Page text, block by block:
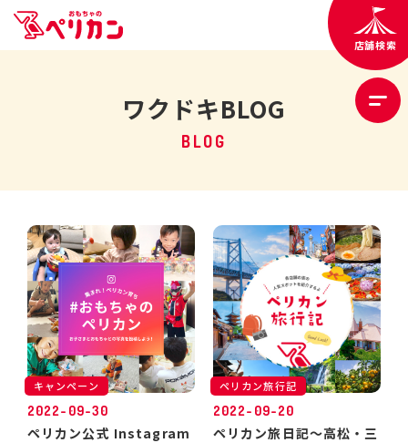
店舗検索
ワクドキBLOG
BLOG
キャンペーン
2022-09-30
ペリカン公式 Instagram
ペリカン旅行記
2022-09-20
ペリカン旅日記～高松・三